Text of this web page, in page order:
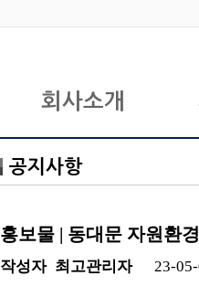
회사소개
공지사항
홍보물 | 동대문 자원환
작성자 최고관리자 23-